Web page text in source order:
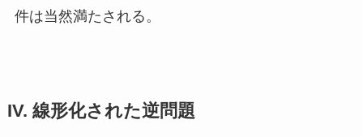
件は当然満たされる。
IV. 線形化された逆問題